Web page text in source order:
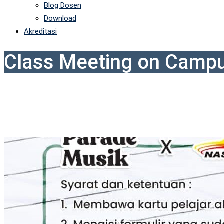
Blog Dosen
Download
Akreditasi
Class Meeting on